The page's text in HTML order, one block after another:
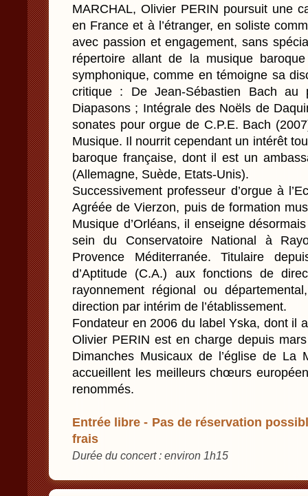
MARCHAL, Olivier PERIN poursuit une
en France et à l’étranger, en soliste
avec passion et engagement, sans
répertoire allant de la musique
symphonique, comme en témoigne sa
critique : De Jean-Sébastien Bach au
Diapasons ; Intégrale des Noëls de
sonates pour orgue de C.P.E. Bach
Musique. Il nourrit cependant un intérêt
baroque française, dont il est un
(Allemagne, Suède, Etats-Unis).
Successivement professeur d’orgue à
Agréée de Vierzon, puis de formation
Musique d’Orléans, il enseigne
sein du Conservatoire National à
Provence Méditerranée. Titulaire
d’Aptitude (C.A.) aux fonctions de
rayonnement régional ou
direction par intérim de l’établissement.
Fondateur en 2006 du label Yska, dont il
Olivier PERIN est en charge depuis
Dimanches Musicaux de l’église de La
accueillent les meilleurs chœurs
renommés.
Entrée libre - Pas de réservation
frais
Durée du concert : environ 1h15